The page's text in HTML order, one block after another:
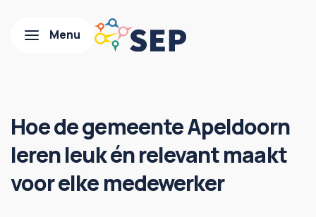
Hoe de gemeente Apeldoorn
leren leuk én relevant maakt
voor elke medewerker